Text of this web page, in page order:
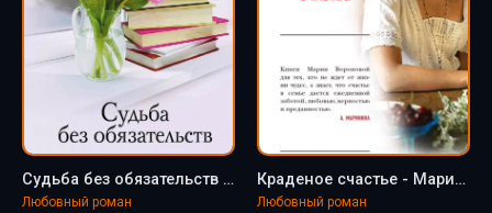
Судьба без обязательств - Мария Воронова
Любовный роман
Краденое счастье - Мария Воронова
Любовный роман